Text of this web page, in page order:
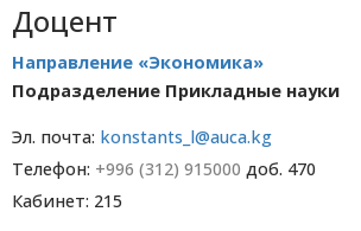
Доцент
Направление «Экономика»
Подразделение Прикладные науки
Эл. почта: konstants_l@auca.kg
Телефон: +996 (312) 915000 доб. 470
Кабинет: 215